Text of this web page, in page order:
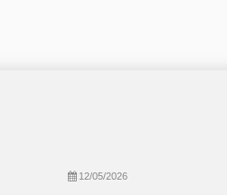
12/05/2026